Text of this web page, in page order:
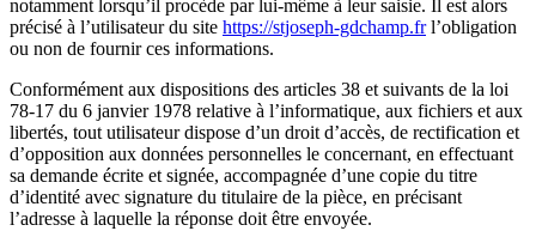
notamment lorsqu’il procède par lui-même à leur saisie. Il est alors
précisé à l’utilisateur du site https://stjoseph-gdchamp.frl’obligation
ou non de fournir ces informations.
Conformément aux dispositions des articles 38 et suivants de la loi
78-17 du 6 janvier 1978 relative à l’informatique, aux fichiers et aux
libertés, tout utilisateur dispose d’un droit d’accès, de rectification et
d’opposition aux données personnelles le concernant, en effectuant
sa demande écrite et signée, accompagnée d’une copie du titre
d’identité avec signature du titulaire de la pièce, en précisant
l’adresse à laquelle la réponse doit être envoyée.